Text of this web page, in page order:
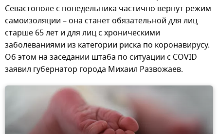
Севастополе с понедельника частично вернут режим
самоизоляции – она станет обязательной для лиц
старше 65 лет и для лиц с хроническими
заболеваниями из категории риска по коронавирусу.
Об этом на заседании штаба по ситуации с COVID
заявил губернатор города Михаил Развожаев.